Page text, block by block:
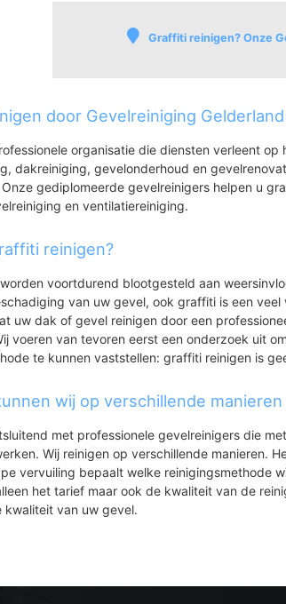
Graffiti reinigen? Onze
Groessen
door Gevelreiniging Gelderland
organisatie die diensten verleent op
dakreiniging, gevelonderhoud en
Onze gediplomeerde gevelreinigers helpen u
en ventilatiereiniging.
reinigen?
voortdurend blootgesteld aan
van uw gevel, ook graffiti is een veel
uw dak of gevel reinigen door een
voeren van tevoren eerst een onderzoek uit
te kunnen vaststellen: graffiti reinigen is
wij op verschillende manieren
met professionele gevelreinigers die
Wij reinigen op verschillende manieren.
vervuiling bepaalt welke reinigingsmethode
het tarief maar ook de kwaliteit van de
kwaliteit van uw gevel.